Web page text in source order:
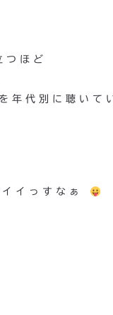
ほど
別に聴いて
イイっすなぁ